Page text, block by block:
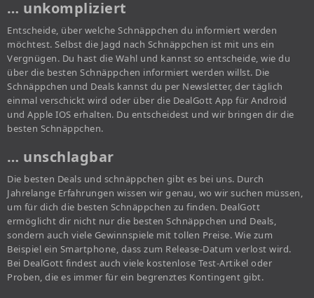
… unkompliziert
Entscheide, über welche Schnäppchen du informiert werden
möchtest. Selbst die Jagd nach Schnäppchen ist mit uns ein
Vergnügen. Du hast die Wahl und kannst so entscheide, wie du
über die besten Schnäppchen informiert werden willst. Die
Schnäppchen und Deals kannst du per Newsletter, der täglich
einmal verschickt wird oder über die DealGott App für Android
und Apple IOS erhalten. Du entscheidest und wir bringen dir die
besten Schnäppchen.
… unschlagbar
Die besten Deals und schnäppchen gibt es bei uns. Durch
Jahrelange Erfahrungen wissen wir genau, wo wir suchen müssen,
um für dich die besten Schnäppchen zu finden. DealGott
ermöglicht dir nicht nur die besten Schnäppchen und Deals,
sondern auch viele Gewinnspiele mit tollen Preise. Wie zum
Beispiel ein Smartphone, dass zum Release-Datum verlost wird.
Bei DealGott findest auch viele kostenlose Test-Artikel oder
Proben, die es immer für ein begrenztes Kontingent gibt.